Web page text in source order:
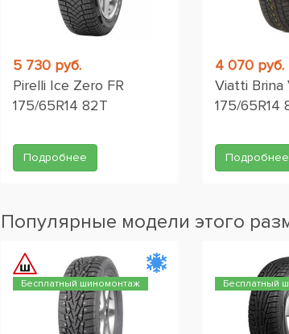
5 730 руб.
Pirelli Ice Zero FR
175/65R14 82T
Подробнее
4 070 руб.
Viatti Brina
175/65R14
Подробнее
Популярные модели этого
Бесплатный шиномонтаж Бесплатный